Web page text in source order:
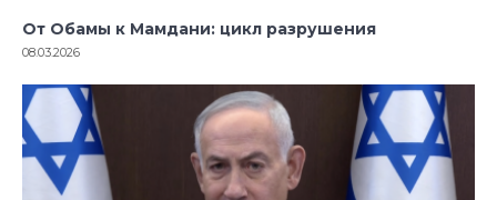
От Обамы к Мамдани: цикл разрушения
08.03.2026